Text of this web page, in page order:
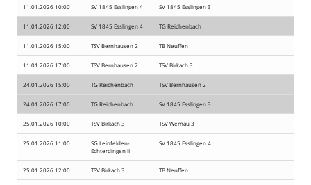
11.01.2026 10:00 SV 1845 Esslingen 4 SV 1845 Esslingen 3
11.01.2026 12:00 SV 1845 Esslingen 4 TG Reichenbach
11.01.2026 15:00 TSV Bernhausen 2 TB Neuffen
11.01.2026 17:00 TSV Bernhausen 2 TSV Birkach 3
24.01.2026 15:00 TG Reichenbach TSV Bernhausen 2
24.01.2026 17:00 TG Reichenbach SV 1845 Esslingen 3
25.01.2026 10:00 TSV Birkach 3 TSV Wernau 3
25.01.2026 11:00
SG Leinfelden-
Echterdingen II
SV 1845 Esslingen 4
25.01.2026 12:00 TSV Birkach 3 TB Neuffen